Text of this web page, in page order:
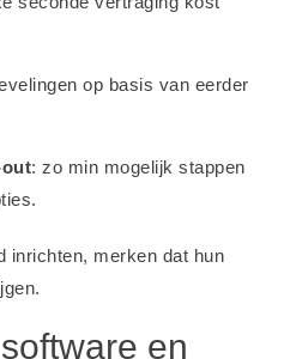
op basis van eerder
: zo min mogelijk stappen
inrichten, merken dat hun
en